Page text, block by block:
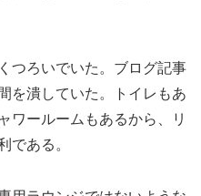
つろいでいた。ブログ記事
を潰していた。トイレもあ
ワールームもあるから、リ
である。